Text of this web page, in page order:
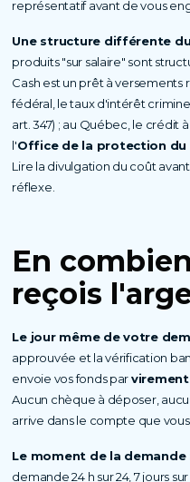
représentatif avant de vous
Une structure différente
produits "sur salaire" sont
Cash est un prêt à versements
fédéral, le taux d'intérêt
art. 347) ; au Québec, le crédit
l'Office de la protection
Lire la divulgation du coût
réflexe.
En
reçois
Le jour même de votre
approuvée et la vérification
envoie vos fonds par
Aucun chèque à déposer,
arrive dans le compte que vous
Le moment de la demande
demande 24 h sur 24, 7 jours